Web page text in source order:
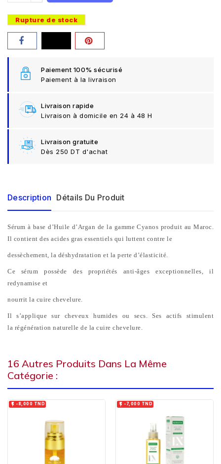
Rupture de stock
Paiement 100% sécurisé
Paiement à la livraison
Livraison rapide
Livraison à domicile en 24 à 48 H
Livraison gratuite
Dès 250 DT d'achat
Description Détails Du Produit
Sérum à base d’Huile d’Argan de la gamme Cyanos produit au Maroc.
Il contient des acides gras essentiels qui luttent contre le
dessèchement, la déshydratation et la perte d’élasticité.
Ce sérum possède des propriétés anti-âges exceptionnelles, il
redynamise et
nourrit la cuire chevelure.
Il s’applique sur cheveux humides ou secs. Ses actifs stimulent
la régénération naturelle de la cuire chevelure.
16 Autres Produits Dans La Même
Catégorie :
 -8,000 TND  -7,000 TND